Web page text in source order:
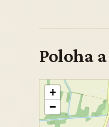
Poloha
+
−